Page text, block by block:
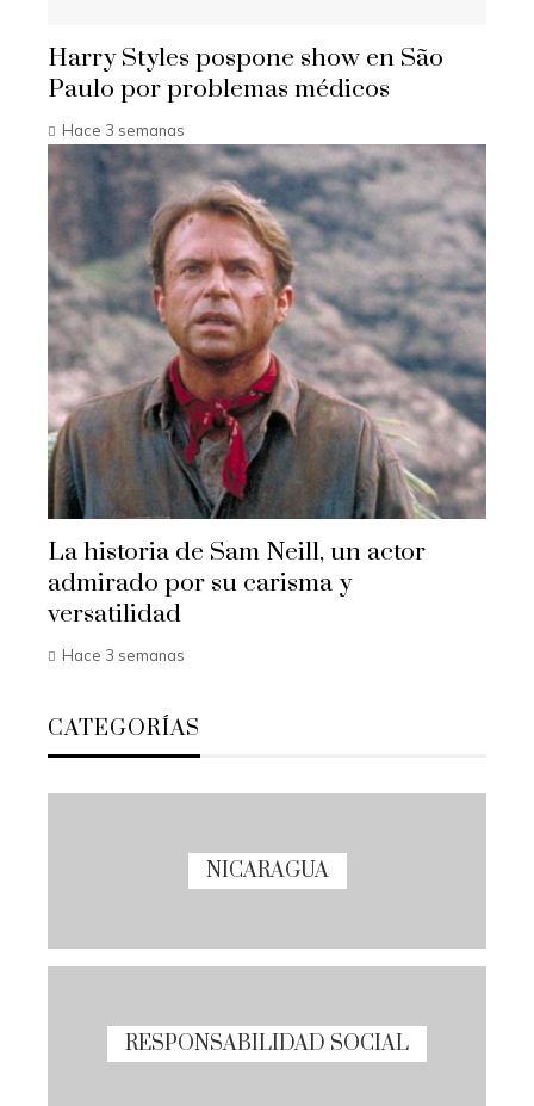
Harry Styles pospone show en São
Paulo por problemas médicos
Hace 3 semanas
La historia de Sam Neill, un actor
admirado por su carisma y
versatilidad
Hace 3 semanas
CATEGORÍAS
NICARAGUA
RESPONSABILIDAD SOCIAL